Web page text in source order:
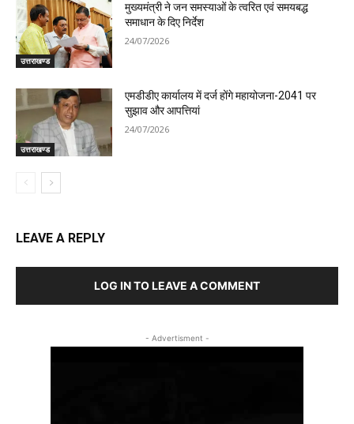
उत्तराखण्ड
मुख्यमंत्री ने जन समस्याओं के त्वरित एवं समयबद्ध
समाधान के दिए निर्देश
24/07/2026
उत्तराखण्ड
एमडीडीए कार्यालय में दर्ज होंगे महायोजना-2041 पर
सुझाव और आपत्तियां
24/07/2026
LEAVE A REPLY
LOG IN TO LEAVE A COMMENT
- Advertisment -